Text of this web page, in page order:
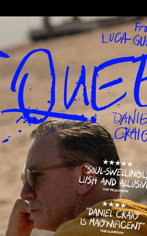
Che
Non
Dicono
Quando
Muore
Un
Genitore